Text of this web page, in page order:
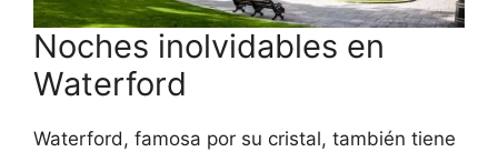
Noches inolvidables en
Waterford
Waterford, famosa por su cristal, también tiene